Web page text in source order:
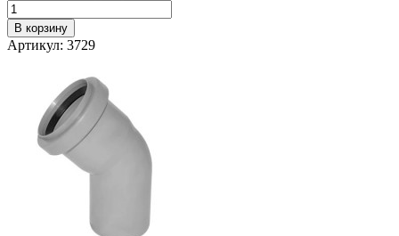
В корзину
Артикул: 3729